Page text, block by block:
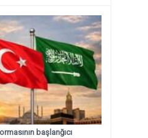
başlanğıcı